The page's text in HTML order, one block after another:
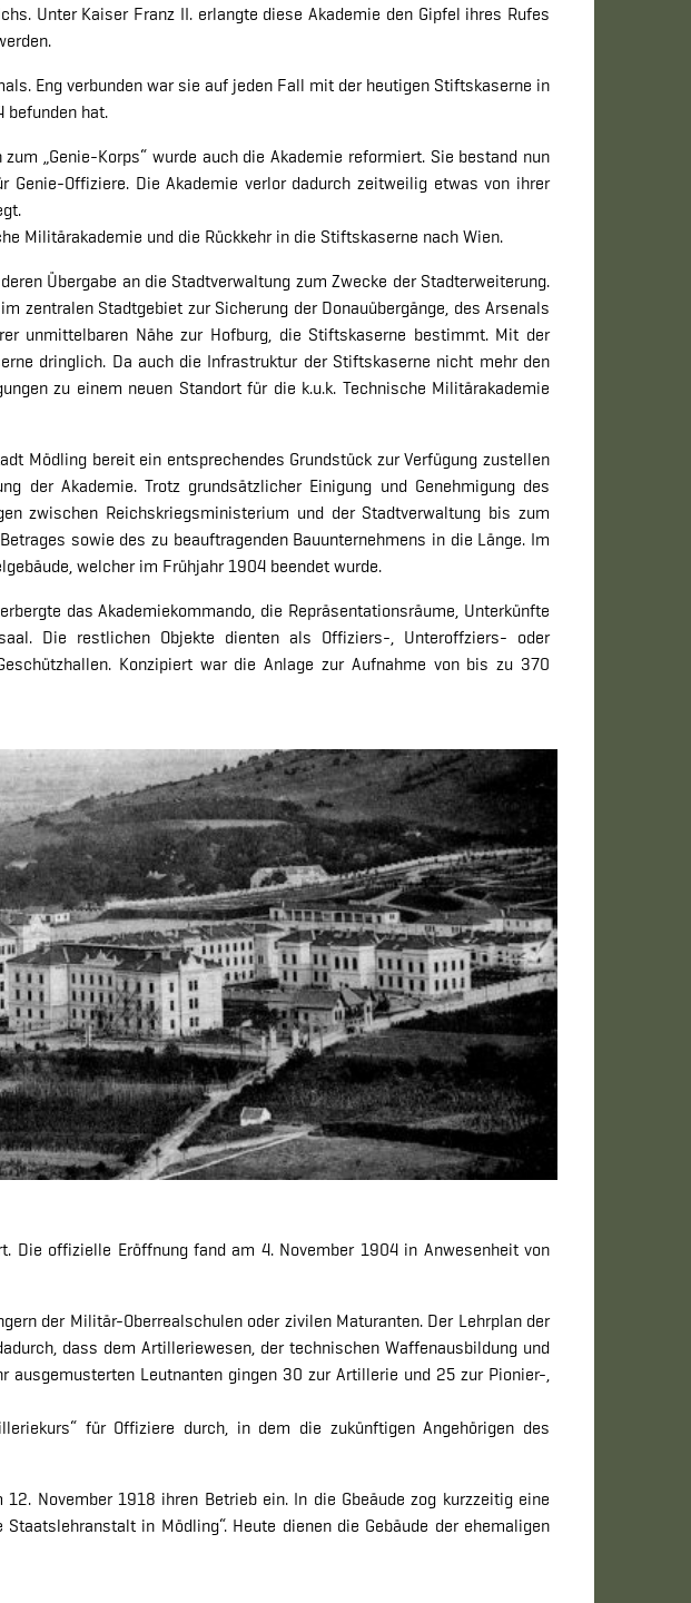
Unter Kaiser Franz II. erlangte diese Akademie den Gipfel ihres Rufes
Eng verbunden war sie auf jeden Fall mit der heutigen Stiftskaserne in
befunden hat.
„Genie-Korps“ wurde auch die Akademie reformiert. Sie bestand nun
Offiziere. Die Akademie verlor dadurch zeitweilig etwas von ihrer
Militärakademie und die Rückkehr in die Stiftskaserne nach Wien.
Übergabe an die Stadtverwaltung zum Zwecke der Stadterweiterung.
zentralen Stadtgebiet zur Sicherung der Donauübergänge, des Arsenals
unmittelbaren Nähe zur Hofburg, die Stiftskaserne bestimmt. Mit der
dringlich. Da auch die Infrastruktur der Stiftskaserne nicht mehr den
zu einem neuen Standort für die k.u.k. Technische Militärakademie
Mödling bereit ein entsprechendes Grundstück zur Verfügung zustellen
der Akademie. Trotz grundsätzlicher Einigung und Genehmigung des
zwischen Reichskriegsministerium und der Stadtverwaltung bis zum
sowie des zu beauftragenden Bauunternehmens in die Länge. Im
welcher im Frühjahr 1904 beendet wurde.
das Akademiekommando, die Repräsentationsräume, Unterkünfte
Die restlichen Objekte dienten als Offiziers-, Unteroffziers- oder
Konzipiert war die Anlage zur Aufnahme von bis zu 370
Die offizielle Eröffnung fand am 4. November 1904 in Anwesenheit von
der Militär-Oberrealschulen oder zivilen Maturanten. Der Lehrplan der
dass dem Artilleriewesen, der technischen Waffenausbildung und
Leutnanten gingen 30 zur Artillerie und 25 zur Pionier-,
für Offiziere durch, in dem die zukünftigen Angehörigen des
November 1918 ihren Betrieb ein. In die Gbeäude zog kurzzeitig eine
in Mödling“. Heute dienen die Gebäude der ehemaligen